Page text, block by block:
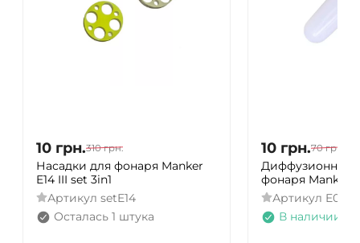
10 грн.310 грн.
Насадки для фонаря Manker
E14 III set 3in1
Артикул setE14
Осталась 1 штука
10 грн.70 грн.
Диффузионный
фонаря Manker
Артикул E05-
В наличии